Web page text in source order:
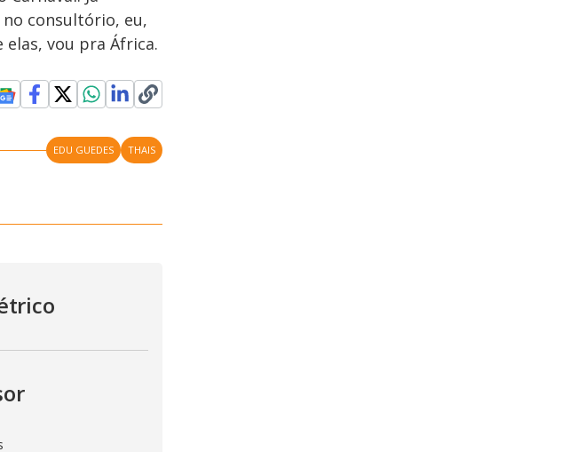
consultório, eu,
vou pra África.
EDU GUEDES THAIS